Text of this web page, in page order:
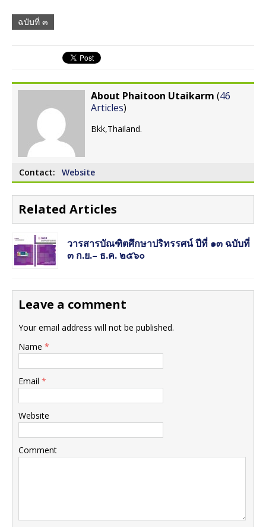
ฉบับที่ ๓
About Phaitoon Utaikarm (46
Articles)
Bkk,Thailand.
Contact: Website
Related Articles
วารสารบัณฑิตศึกษาปริทรรศน์ ปีที่ ๑๓ ฉบับที่
๓ ก.ย.– ธ.ค. ๒๕๖๐
Leave a comment
Your email address will not be published.
Name *
Email *
Website
Comment